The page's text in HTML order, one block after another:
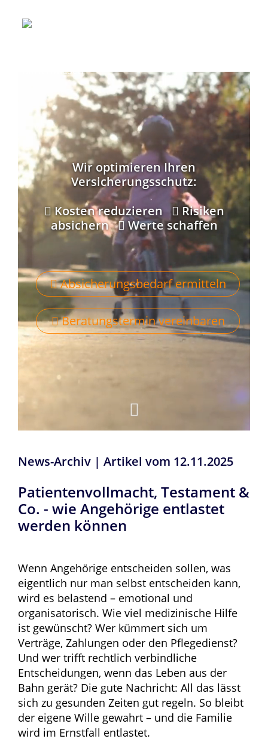
Wir optimieren Ihren
Versicherungsschutz:
Kosten reduzieren
Risiken
absichern
Werte schaffen
Absicherungsbedarf ermitteln
Beratungstermin vereinbaren
News-Archiv | Artikel vom 12.11.2025
Patientenvollmacht, Testament &
Co. - wie Angehörige entlastet
werden können
Wenn Angehörige entscheiden sollen, was
eigentlich nur man selbst entscheiden kann,
wird es belastend – emotional und
organisatorisch. Wie viel medizinische Hilfe
ist gewünscht? Wer kümmert sich um
Verträge, Zahlungen oder den Pflegedienst?
Und wer trifft rechtlich verbindliche
Entscheidungen, wenn das Leben aus der
Bahn gerät? Die gute Nachricht: All das lässt
sich zu gesunden Zeiten gut regeln. So bleibt
der eigene Wille gewahrt – und die Familie
wird im Ernstfall entlastet.